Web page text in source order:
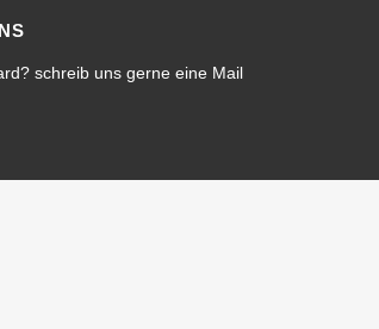
schreib uns gerne eine Mail